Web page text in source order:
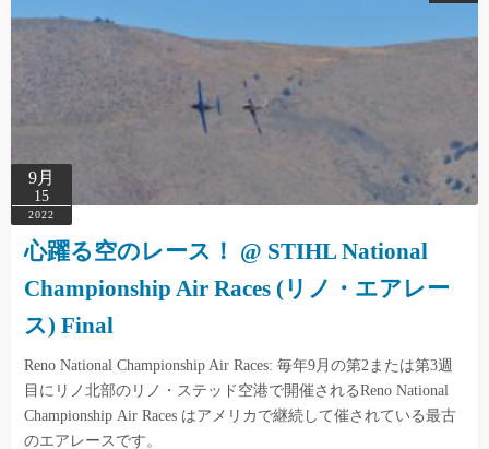
9月
15
2022
心躍る空のレース！ @ STIHL National
Championship Air Races (リノ・エアレー
ス) Final
Reno National Championship Air Races: 毎年9月の第2または第3週
目にリノ北部のリノ・ステッド空港で開催されるReno National
Championship Air Races はアメリカで継続して催されている最古
のエアレースです。